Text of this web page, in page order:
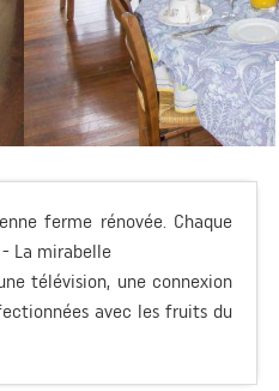
ferme rénovée. Chaque
La mirabelle
télévision, une connexion
avec les fruits du